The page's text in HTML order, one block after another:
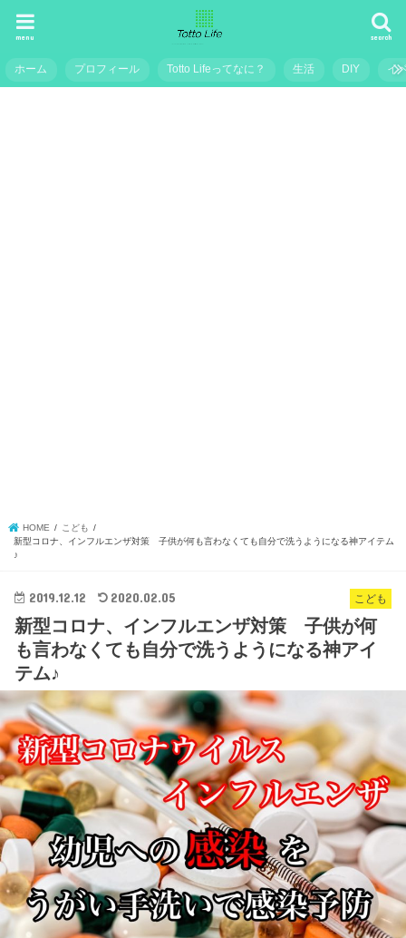
search
menu
ホーム プロフィール Totto Lifeってなに？ 生活 DIY イ
HOME
こども
新型コロナ、インフルエンザ対策 子供が何も言わなくても自分で洗うようになる神アイテム
♪
こども
2019.12.12 2020.02.05
新型コロナ、インフルエンザ対策 子供が何
も言わなくても自分で洗うようになる神アイ
テム♪